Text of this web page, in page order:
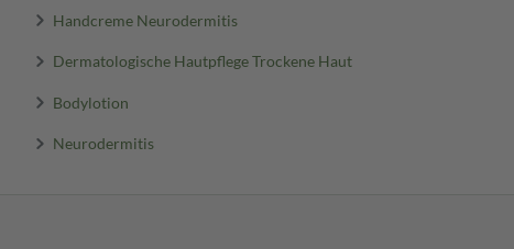
Handcreme Neurodermitis
Dermatologische Hautpflege Trockene Haut
Bodylotion
Neurodermitis